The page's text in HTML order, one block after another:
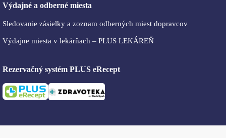
Výdajné a odberné miesta
Sledovanie zásielky a zoznam odberných miest dopravcov
Výdajne miesta v lekárňach – PLUS LEKÁREŇ
Rezervačný systém PLUS eRecept